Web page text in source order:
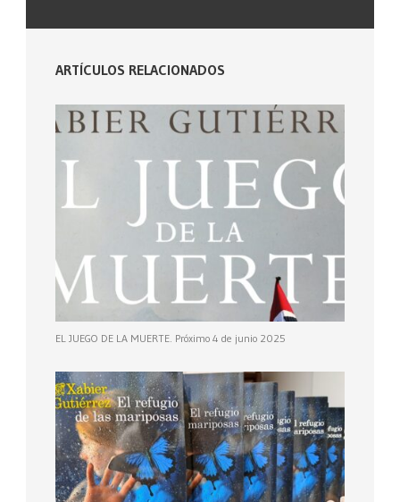
ARTÍCULOS RELACIONADOS
EL JUEGO DE LA MUERTE. Próximo 4 de junio 2025